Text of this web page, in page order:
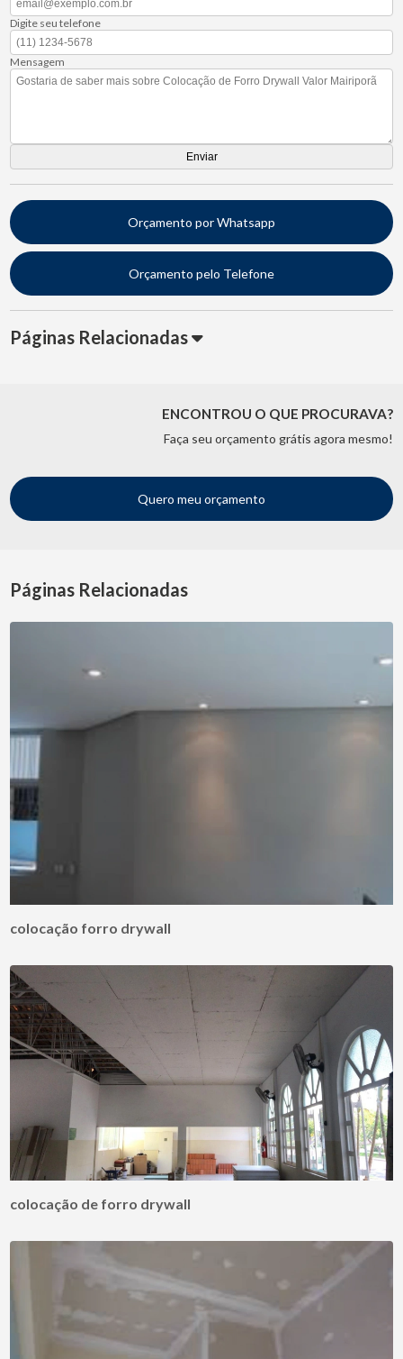
Digite seu telefone
Mensagem
Orçamento por Whatsapp
Orçamento pelo Telefone
Páginas Relacionadas
ENCONTROU O QUE PROCURAVA?
Faça seu orçamento grátis agora mesmo!
Quero meu orçamento
Páginas Relacionadas
colocação forro drywall
colocação de forro drywall